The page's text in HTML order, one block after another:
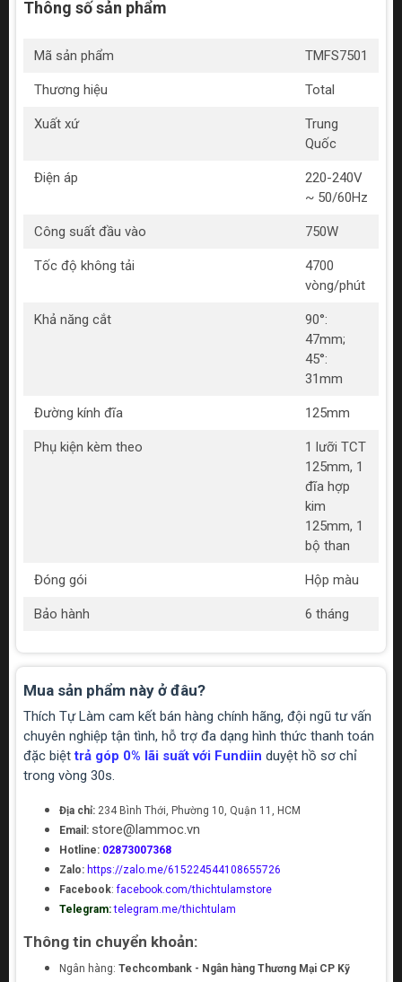
Thông số sản phẩm
Mã sản phẩm TMFS7501
Thương hiệu Total
Xuất xứ
Trung
Quốc
Điện áp
220-240V
~ 50/60Hz
Công suất đầu vào 750W
Tốc độ không tải
4700
vòng/phút
Khả năng cắt
90°:
47mm;
45°:
31mm
Đường kính đĩa 125mm
Phụ kiện kèm theo
1 lưỡi TCT
125mm, 1
đĩa hợp
kim
125mm, 1
bộ than
Đóng gói Hộp màu
Bảo hành 6 tháng
Mua sản phẩm này ở đâu?
Thích Tự Làm cam kết bán hàng chính hãng, đội ngũ tư vấn
chuyên nghiệp tận tình, hỗ trợ đa dạng hình thức thanh toán
đặc biệttrả góp 0% lãi suất với Fundiin duyệt hồ sơ chỉ
trong vòng 30s.
Địa chỉ: 234 Bình Thới, Phường 10, Quận 11, HCM
Email: store@lammoc.vn
Hotline: 02873007368
Zalo: https://zalo.me/615224544108655726
Facebook:facebook.com/thichtulamstore
Telegram: telegram.me/thichtulam
Thông tin chuyển khoản:
Ngân hàng: Techcombank - Ngân hàng Thương Mại CP Kỹ